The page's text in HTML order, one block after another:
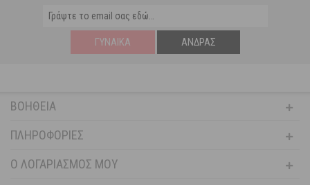
ΓΥΝΑΊΚΑ ΆΝΔΡΑΣ
ΒΟΉΘΕΙΑ
ΠΛΗΡΟΦΟΡΊΕΣ
Ο ΛΟΓΑΡΙΑΣΜΌΣ ΜΟΥ